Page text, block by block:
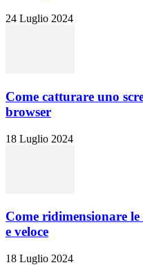
24 Luglio 2024
Come catturare uno
browser
18 Luglio 2024
Come ridimensionare
e veloce
18 Luglio 2024